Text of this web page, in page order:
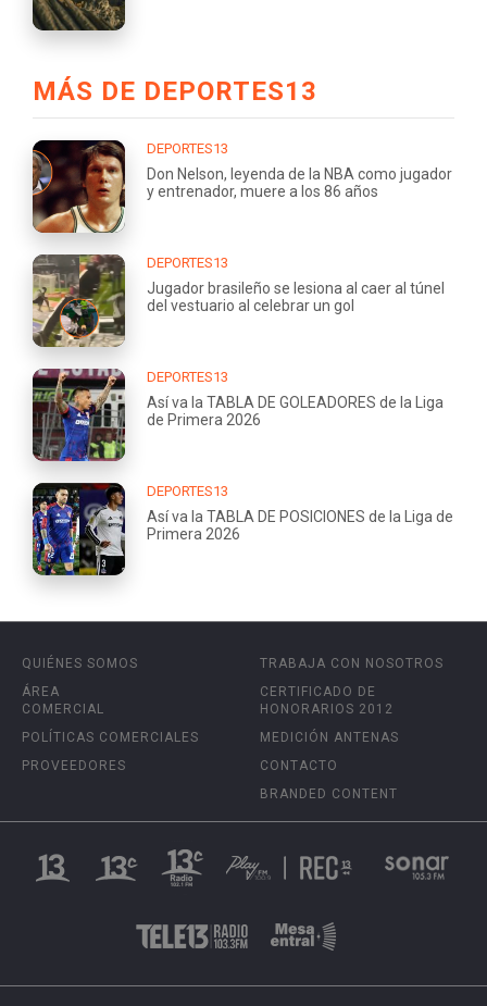
MÁS DE DEPORTES13
DEPORTES13
Don Nelson, leyenda de la NBA como jugador
y entrenador, muere a los 86 años
DEPORTES13
Jugador brasileño se lesiona al caer al túnel
del vestuario al celebrar un gol
DEPORTES13
Así va la TABLA DE GOLEADORES de la Liga
de Primera 2026
DEPORTES13
Así va la TABLA DE POSICIONES de la Liga de
Primera 2026
QUIÉNES SOMOS
ÁREA
COMERCIAL
POLÍTICAS COMERCIALES
PROVEEDORES
TRABAJA CON NOSOTROS
CERTIFICADO DE
HONORARIOS 2012
MEDICIÓN ANTENAS
CONTACTO
BRANDED CONTENT